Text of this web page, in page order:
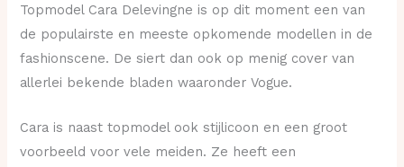
Topmodel Cara Delevingne is op dit moment een van
de populairste en meeste opkomende modellen in de
fashionscene. De siert dan ook op menig cover van
allerlei bekende bladen waaronder Vogue.
Cara is naast topmodel ook stijlicoon en een groot
voorbeeld voor vele meiden. Ze heeft een